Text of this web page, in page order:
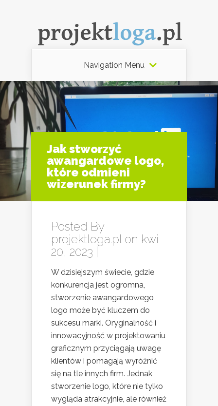
Navigation Menu
Jak stworzyć
awangardowe logo,
które odmieni
wizerunek firmy?
Posted By
projektloga.pl on kwi
20, 2023 |
W dzisiejszym świecie, gdzie
konkurencja jest ogromna,
stworzenie awangardowego
logo może być kluczem do
sukcesu marki. Oryginalność i
innowacyjność w projektowaniu
graficznym przyciągają uwagę
klientów i pomagają wyróżnić
się na tle innych firm. Jednak
stworzenie logo, które nie tylko
wygląda atrakcyjnie, ale również